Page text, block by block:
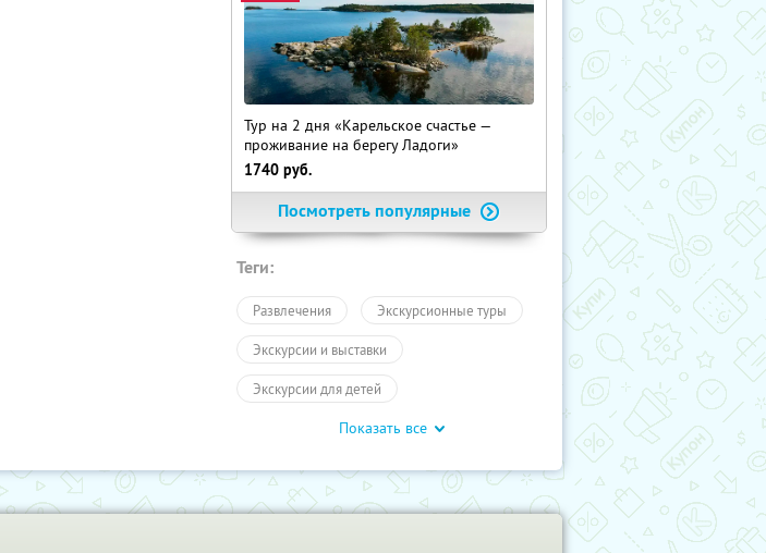
Тур на 2 дня «Карельское счастье —
проживание на берегу Ладоги»
1740 руб.
Посмотреть популярные
Теги:
Развлечения Экскурсионные туры
Экскурсии и выставки
Экскурсии для детей
Автобусные экскурсии
Пешие экскурсии Экскурсии
Санкт-Петербург Туры
Показать все